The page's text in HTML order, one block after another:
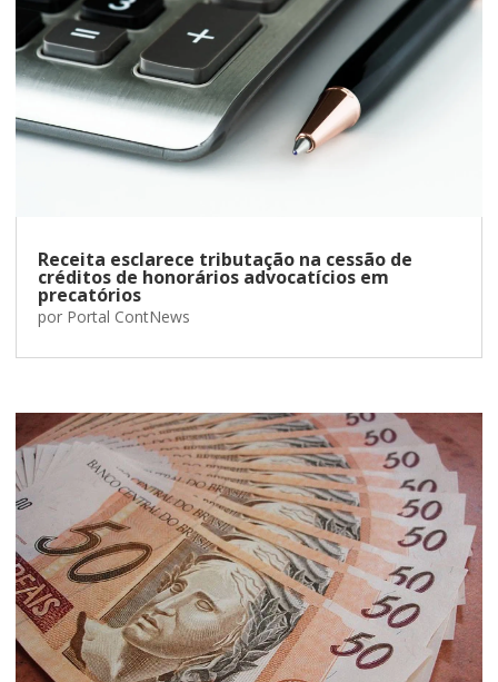
Receita esclarece tributação na cessão de
créditos de honorários advocatícios em
precatórios
por Portal ContNews